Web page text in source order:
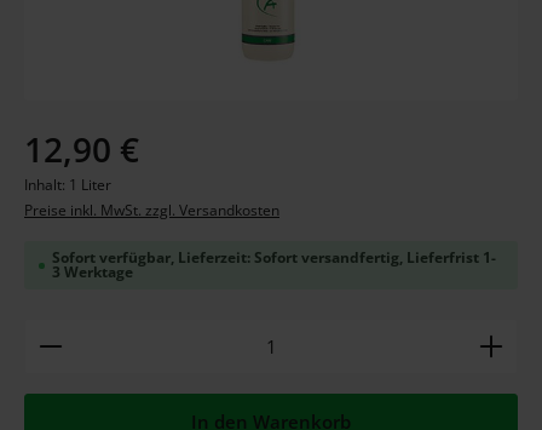
Regulärer Preis:
12,90 €
Inhalt: 1 Liter
Preise inkl. MwSt. zzgl. Versandkosten
Sofort verfügbar, Lieferzeit: Sofort versandfertig, Lieferfrist 1-
3 Werktage
Produkt Anzahl: Gib den gewünschten Wert ein
In den Warenkorb